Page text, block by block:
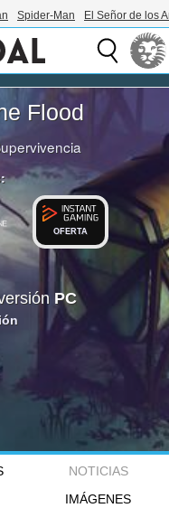
Spider-Man El Señor de los
Flood
OFERTA
PC
NOTICIAS
IMÁGENES